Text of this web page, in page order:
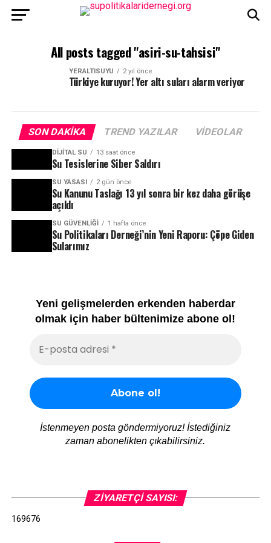
All posts tagged "asiri-su-tahsisi"
YERALTISUYU 2 yıl önce
Türkiye kuruyor! Yer altı suları alarm veriyor
SON DAKIKA TREND YAZILAR VIDEOLAR
DIJITAL SU 13 saat önce
Su Tesislerine Siber Saldırı
SU YASASI 2 gün önce
Su Kanunu Taslağı 13 yıl sonra bir kez daha görüşe
açıldı
SU GÜVENLIĞI 1 hafta önce
Su Politikaları Derneği’nin Yeni Raporu: Çöpe Giden
Sularımız
Yeni gelişmelerden erkenden haberdar
olmak için haber bültenimize abone ol!
İstenmeyen posta göndermiyoruz! İstediğiniz
zaman abonelikten çıkabilirsiniz.
ZIYARETÇI SAYISI:
169676